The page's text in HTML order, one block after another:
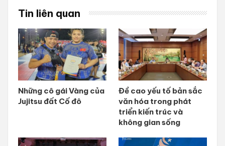
Tin liên quan
Những cô gái Vàng của
Jujitsu đất Cố đô
Đề cao yếu tố bản sắc
văn hóa trong phát
triển kiến trúc và
không gian sống